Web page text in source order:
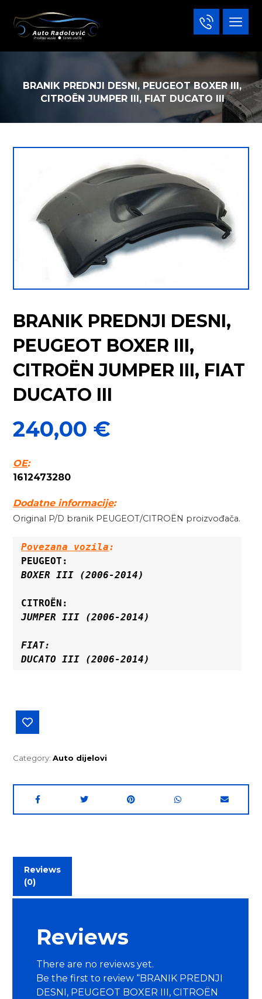
BRANIK PREDNJI DESNI, PEUGEOT BOXER III,
CITROËN JUMPER III, FIAT DUCATO III
BRANIK PREDNJI DESNI,
PEUGEOT BOXER III,
CITROËN JUMPER III, FIAT
DUCATO III
240,00 €
OE:
1612473280
Dodatne informacije:
Original P/D branik PEUGEOT/CITROËN proizvođača.
Povezana vozila:
BOXER III (2006-2014)
JUMPER III (2006-2014)
FIAT:
DUCATO III (2006-2014)
Category:Auto dijelovi
Reviews
(0)
Reviews
There are no reviews yet.
Be the first to review “BRANIK PREDNJI
DESNI, PEUGEOT BOXER III, CITROËN